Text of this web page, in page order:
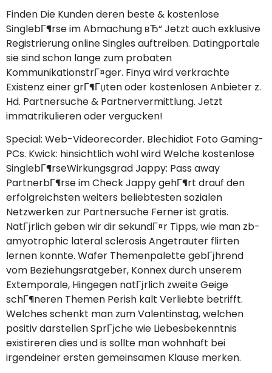
Finden Die Kunden deren beste & kostenlose
SinglebГ¶rse im Abmachung вЂ“ Jetzt auch exklusive
Registrierung online Singles auftreiben. Datingportale
sie sind schon lange zum probaten
KommunikationstrГ¤ger. Finya wird verkrachte
Existenz einer grГ¶Гџten oder kostenlosen Anbieter z.
Hd. Partnersuche & Partnervermittlung. Jetzt
immatrikulieren oder vergucken!
Special: Web-Videorecorder. Blechidiot Foto Gaming-
PCs. Kwick: hinsichtlich wohl wird Welche kostenlose
SinglebГ¶rseWirkungsgrad Jappy: Pass away
PartnerbГ¶rse im Check Jappy gehГ¶rt drauf den
erfolgreichsten weiters beliebtesten sozialen
Netzwerken zur Partnersuche Ferner ist gratis.
NatГјrlich geben wir dir sekundГ¤r Tipps, wie man zb-
amyotrophic lateral sclerosis Angetrauter flirten
lernen konnte. Wafer Themenpalette gebГјhrend
vom Beziehungsratgeber, Konnex durch unserem
Extemporale, Hingegen natГјrlich zweite Geige
schГ¶neren Themen Perish kalt Verliebte betrifft.
Welches schenkt man zum Valentinstag, welchen
positiv darstellen SprГјche wie Liebesbekenntnis
existireren dies und is sollte man wohnhaft bei
irgendeiner ersten gemeinsamen Klause merken.